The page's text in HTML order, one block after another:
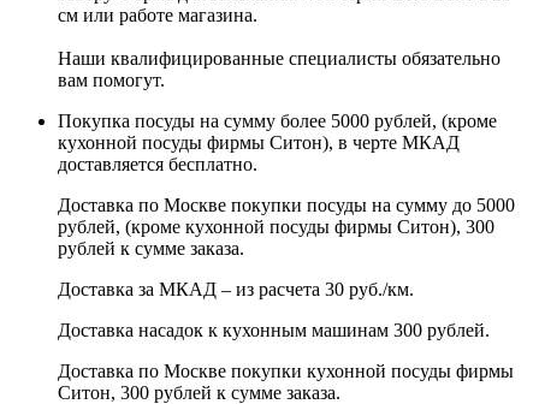
cм или работе магазина.
Наши квалифицированные специалисты обязательно
вам помогут.
Покупка посуды на сумму более 5000 рублей, (кроме
кухонной посуды фирмы Ситон), в черте МКАД
доставляется бесплатно.
Доставка по Москве покупки посуды на сумму до 5000
рублей, (кроме кухонной посуды фирмы Ситон), 300
рублей к сумме заказа.
Доставка за МКАД – из расчета 30 руб./км.
Доставка насадок к кухонным машинам 300 рублей.
Доставка по Москве покупки кухонной посуды фирмы
Ситон, 300 рублей к сумме заказа.